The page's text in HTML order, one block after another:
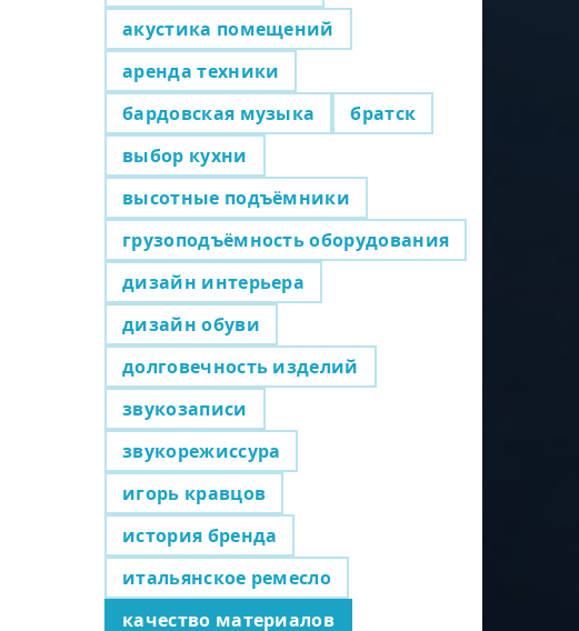
акустика помещений
аренда техники
бардовская музыка
братск
выбор кухни
высотные подъёмники
грузоподъёмность оборудования
дизайн интерьера
дизайн обуви
долговечность изделий
звукозаписи
звукорежиссура
игорь кравцов
история бренда
итальянское ремесло
качество материалов